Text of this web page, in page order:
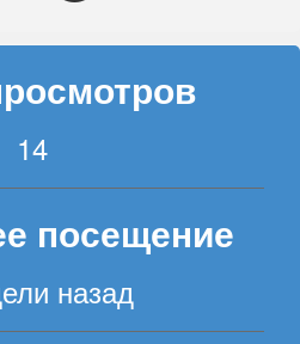
14
посещение
назад